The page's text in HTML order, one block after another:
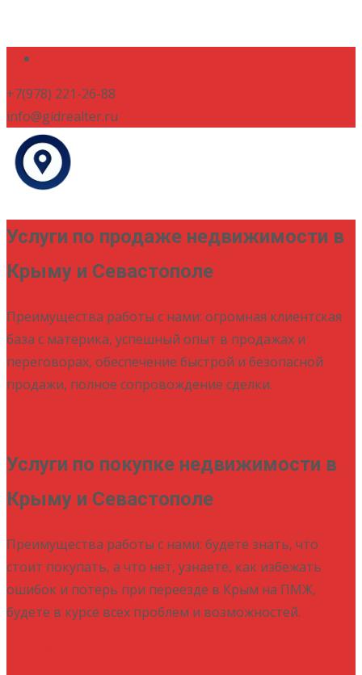
+7(978) 221-26-88
info@gidrealter.ru
Услуги по продаже недвижимости в
Крыму и Севастополе
Преимущества работы с нами: огромная клиентская
база с материка, успешный опыт в продажах и
переговорах, обеспечение быстрой и безопасной
продажи, полное сопровождение сделки.
Услуги по покупке недвижимости в
Крыму и Севастополе
Преимущества работы с нами: будете знать, что
стоит покупать, а что нет, узнаете, как избежать
ошибок и потерь при переезде в Крым на ПМЖ,
будете в курсе всех проблем и возможностей.